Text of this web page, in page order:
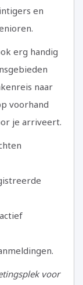
en
erg handig
naar
voorhand
je arriveert.
voor